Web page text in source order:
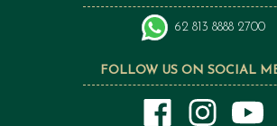
FOLLOW US ON SOCIAL
62 813 8888 2700